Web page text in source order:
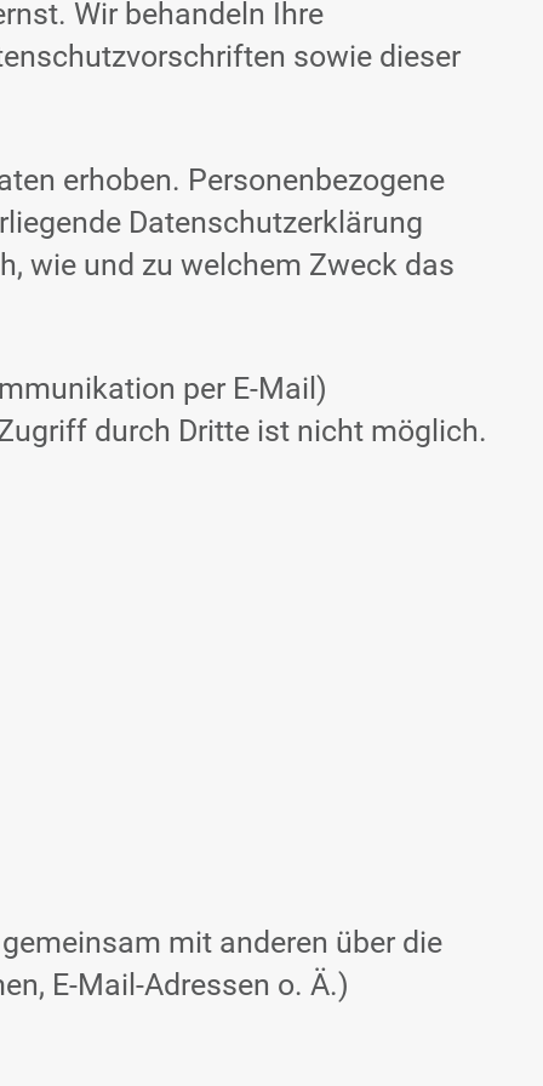
Wir behandeln Ihre
sowie dieser
erhoben. Personenbezogene
Datenschutzerklärung
wie und zu welchem Zweck das
per E-Mail)
durch Dritte ist nicht möglich.
mit anderen über die
E-Mail-Adressen o. Ä.)